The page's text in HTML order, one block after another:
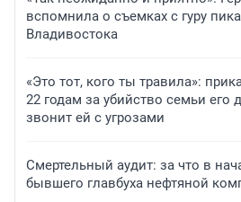
вспомнила о съемках с гуру
Владивостока
«Это тот, кого ты травила»:
22 годам за убийство семьи его
звонит ей с угрозами
Смертельный аудит: за что в
бывшего главбуха нефтяной